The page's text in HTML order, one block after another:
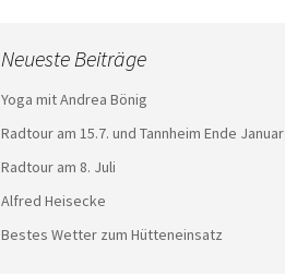
Neueste Beiträge
Yoga mit Andrea Bönig
Radtour am 15.7. und Tannheim Ende Januar
Radtour am 8. Juli
Alfred Heisecke
Bestes Wetter zum Hütteneinsatz